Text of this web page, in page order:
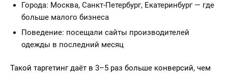
Города: Москва, Санкт-Петербург, Екатеринбург — где
больше малого бизнеса
Поведение: посещали сайты производителей
одежды в последний месяц
Такой таргетинг даёт в 3–5 раз больше конверсий, чем